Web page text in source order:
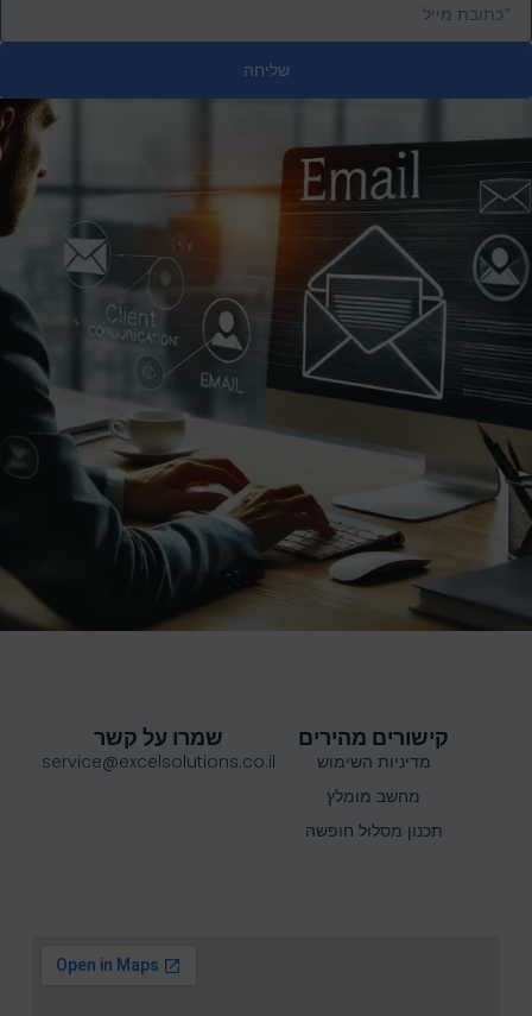
שליחה
קישורים מהירים
מדיניות השימוש
מחשב מומלץ
תכנון מסלול חופשה
שמרו על קשר
service@excelsolutions.co.il